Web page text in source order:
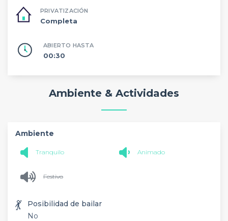
PRIVATIZACIÓN
Completa
ABIERTO HASTA
00:30
Ambiente & Actividades
Ambiente
Tranquilo Animado
Festivo
💃
Posibilidad de bailar
No